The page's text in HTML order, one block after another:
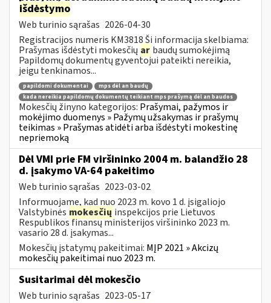
išdėstymo
Web turinio sąrašas 2026-04-30
Registracijos numeris KM3818 Ši informacija skelbiama:
Prašymas išdėstyti mokesčių ar baudų sumokėjimą
Papildomų dokumentų gyventojui pateikti nereikia,
jeigu tenkinamos...
papildomi dokumentai
mps dėl an baudų
kada nereikia papildomų dokumentų teikiant mps prašymą dėl an baudos
Mokesčių žinyno kategorijos: Prašymai, pažymos ir
mokėjimo duomenys » Pažymų užsakymas ir prašymų
teikimas » Prašymas atidėti arba išdėstyti mokestinę
nepriemoką
Dėl VMI prie FM viršininko 2004 m. balandžio 28
d. įsakymo VA-64 pakeitimo
Web turinio sąrašas 2023-03-02
Informuojame, kad nuo 2023 m. kovo 1 d. įsigaliojo
Valstybinės mokesčių inspekcijos prie Lietuvos
Respublikos finansų ministerijos viršininko 2023 m.
vasario 28 d. įsakymas...
Mokesčių įstatymų pakeitimai: MĮP 2021 » Akcizų
mokesčių pakeitimai nuo 2023 m.
Susitarimai dėl mokesčio
Web turinio sąrašas 2023-05-17